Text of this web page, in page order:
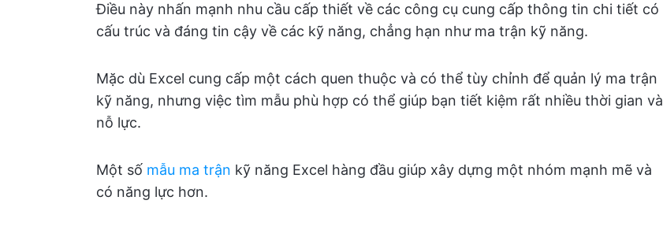
Điều này nhấn mạnh nhu cầu cấp thiết về các công cụ cung cấp thông tin chi tiết có
cấu trúc và đáng tin cậy về các kỹ năng, chẳng hạn như ma trận kỹ năng.
Mặc dù Excel cung cấp một cách quen thuộc và có thể tùy chỉnh để quản lý ma trận
kỹ năng, nhưng việc tìm mẫu phù hợp có thể giúp bạn tiết kiệm rất nhiều thời gian và
nỗ lực.
Một số mẫu ma trận kỹ năng Excel hàng đầu giúp xây dựng một nhóm mạnh mẽ và
có năng lực hơn.